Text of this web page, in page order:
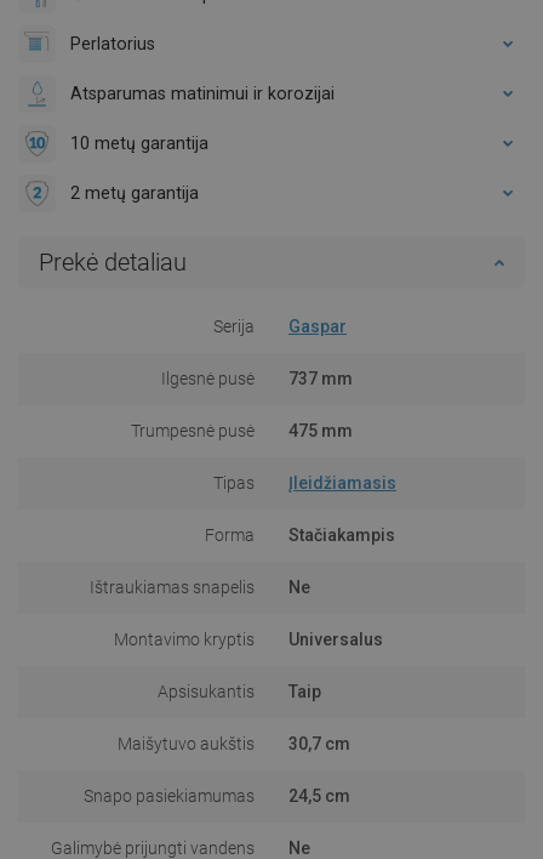
Perlatorius
Atsparumas matinimui ir korozijai
10 metų garantija
2 metų garantija
Prekė detaliau
Serija Gaspar
Ilgesnė pusė 737 mm
Trumpesnė pusė 475 mm
Tipas Įleidžiamasis
Forma Stačiakampis
Ištraukiamas snapelis Ne
Montavimo kryptis Universalus
Apsisukantis Taip
Maišytuvo aukštis 30,7 cm
Snapo pasiekiamumas 24,5 cm
Galimybė prijungti vandens
Ne